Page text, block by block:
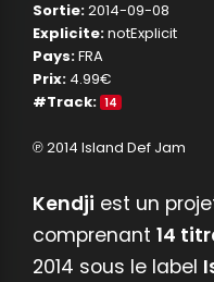
Sortie:2014-09-08
Explicite:notExplicit
Pays:FRA
Prix: 4.99€
#Track: 14
℗ 2014 Island Def Jam
Kendji est un
comprenant 14
2014 sous le label